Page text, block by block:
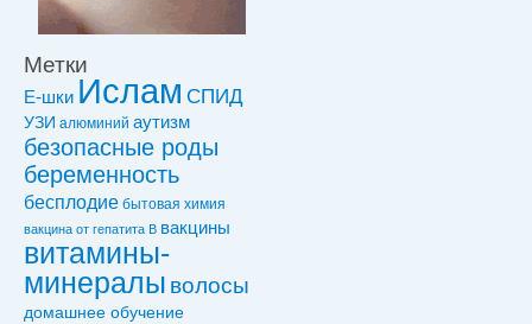
Метки
Е-шки Ислам СПИД
УЗИ алюминий аутизм
безопасные роды
беременность
бесплодие бытовая химия
вакцинa от гепатита В вакцины
витамины-
минералы волосы
домашнее обучение